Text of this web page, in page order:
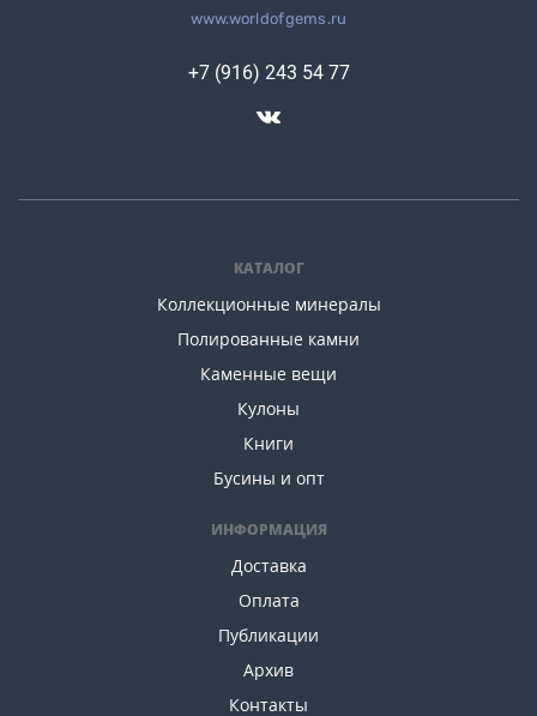
www.worldofgems.ru
КАТАЛОГ
Коллекционные минералы
Полированные камни
Каменные вещи
Кулоны
Книги
Бусины и опт
ИНФОРМАЦИЯ
Доставка
Оплата
Публикации
Архив
Контакты
+7 (916) 243 54 77